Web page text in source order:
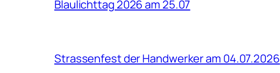
Blaulichttag 2026 am 25.07
Strassenfest der Handwerker am 04.07.2026